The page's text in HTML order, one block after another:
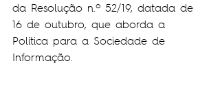
da Resolução n.º 52/19, datada de
16 de outubro, que aborda a
Política para a Sociedade de
Informação.